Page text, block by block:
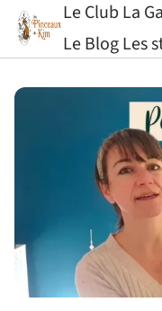
Aller au contenu
Le Club La
Le BlogLes